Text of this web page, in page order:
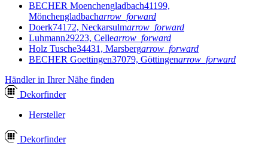
BECHER Moenchengladbach41199,
Mönchengladbacharrow_forward
Doerk74172, Neckarsulmarrow_forward
Luhmann29223, Cellearrow_forward
Holz Tusche34431, Marsbergarrow_forward
BECHER Goettingen37079, Göttingenarrow_forward
Händler in Ihrer Nähe finden
Dekorfinder
Hersteller
Dekorfinder